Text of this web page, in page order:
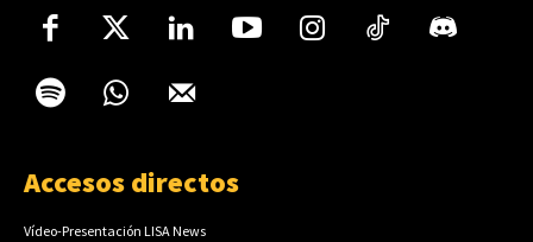
Accesos directos
Vídeo-Presentación LISA News